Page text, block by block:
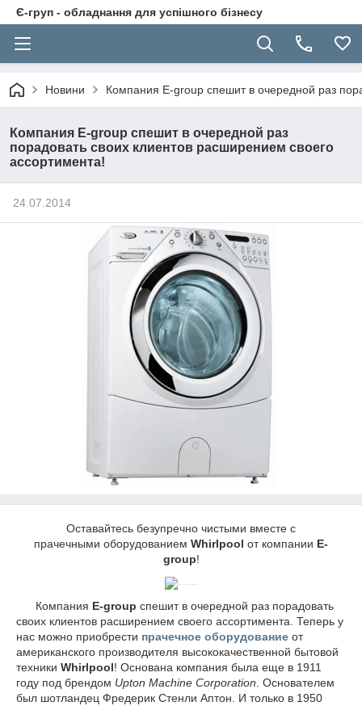
Є-груп - обладнання для успішного бізнесу
Новини Компания E-group спешит в очередной раз
Компания E-group спешит в очередной раз
порадовать своих клиентов расширением своего
ассортимента!
24.07.2014
Оставайтесь безупречно чистыми вместе с
прачечными оборудованием Whirlpool от компании E-
group!
Компания E-group спешит в очередной раз порадовать
своих клиентов расширением своего ассортимента. Теперь у
нас можно приобрести прачечное оборудование от
американского производителя высококачественной бытовой
техники Whirlpool! Основана компания была еще в 1911
году под брендом Upton Machine Corporation . Основателем
был шотландец Фредерик Стенли Аптон. И только в 1950